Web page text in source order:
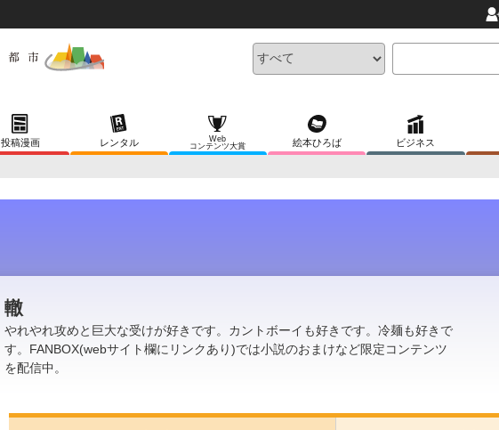
投稿漫画 レンタル
Web
コンテンツ大賞
絵本ひろば ビジネス
轍
やれやれ攻めと巨大な受けが好きです。カントボーイも好きです。冷麺も好きで
す。FANBOX(webサイト欄にリンクあり)では小説のおまけなど限定コンテンツ
を配信中。